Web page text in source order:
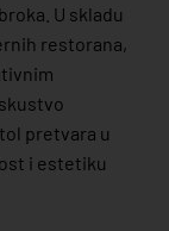
U skladu
restorana,
pretvara u
i estetiku